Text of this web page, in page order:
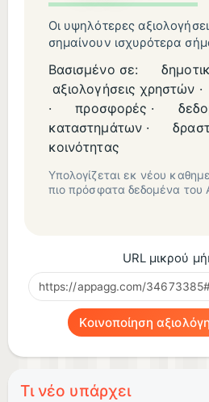
Οι υψηλότερες
σημαίνουν ισχυρότερα
Βασισμένο σε:
αξιολογήσεις χρηστών ·
·
προσφορές ·
καταστημάτων ·
κοινότητας
Υπολογίζεται εκ νέου
πιο πρόσφατα δεδομένα του
URL μικρού
Κοινοποίηση
Τι νέο υπάρχει